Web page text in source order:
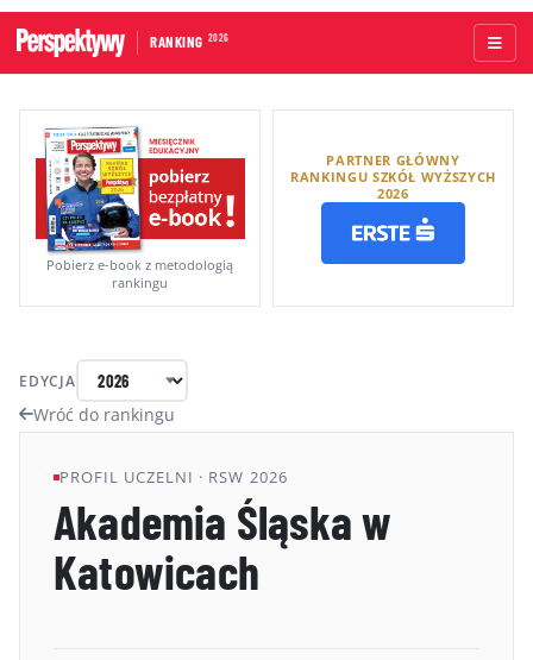
RANKING 2026
STRONA GŁÓWNA
UCZELNIE AKADEMICKIE
UCZELNIE ZAWODOWE
RANKINGI WG TYPÓW UCZELNI
RANKINGI WG GRUP KRYTERIÓW
RANKING KIERUNKÓW STUDIÓW
METODOLOGIA
GALERIA
Pobierz e-book z metodologią
rankingu
PARTNER GŁÓWNY
RANKINGU SZKÓŁ WYŻSZYCH
2026
Wróć do rankingu
EDYCJA
PROFIL UCZELNI · RSW 2026
Akademia Śląska w
Katowicach